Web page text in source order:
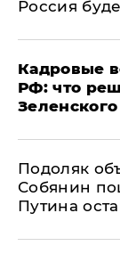
Россия
Кадровые
РФ: что
Подоляк
Собянин
Путина